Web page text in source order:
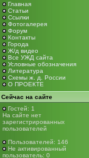
Главная
Статьи
Ссылки
Фотогалерея
Форум
Контакты
Города
Ж/д видео
Все УЖД сайта
Условные обозначения
Литература
Схемы ж. д. России
О ПРОЕКТЕ
Сейчас на сайте
Гостей: 1
На сайте нет
зарегистрированных
пользователей
Пользователей: 146
Не активированный
пользователь: 0